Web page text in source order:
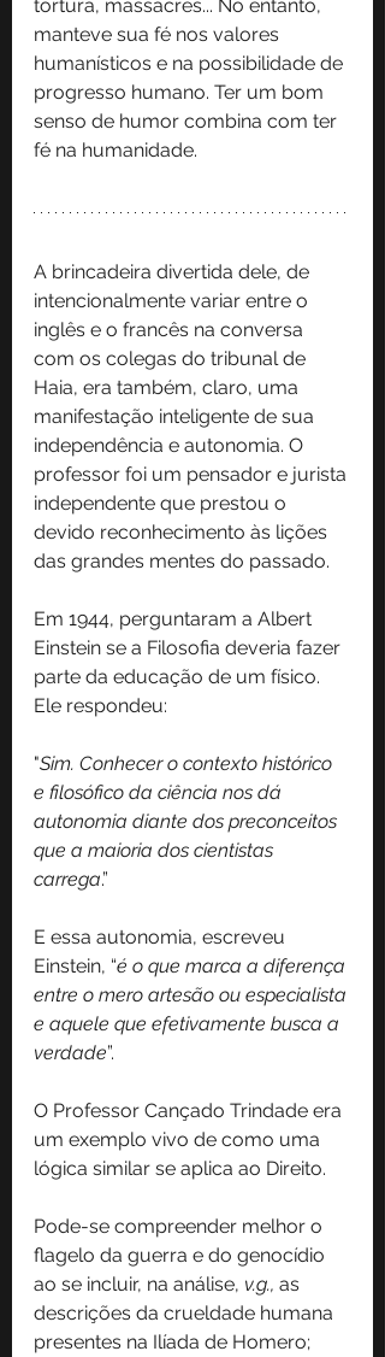
tortura, massacres... No entanto,
manteve sua fé nos valores
humanísticos e na possibilidade de
progresso humano. Ter um bom
senso de humor combina com ter
fé na humanidade.
A brincadeira divertida dele, de
intencionalmente variar entre o
inglês e o francês na conversa
com os colegas do tribunal de
Haia, era também, claro, uma
manifestação inteligente de sua
independência e autonomia. O
professor foi um pensador e jurista
independente que prestou o
devido reconhecimento às lições
das grandes mentes do passado.
Em 1944, perguntaram a Albert
Einstein se a Filosofia deveria fazer
parte da educação de um físico.
Ele respondeu:
"Sim. Conhecer o contexto histórico
e filosófico da ciência nos dá
autonomia diante dos preconceitos
que a maioria dos cientistas
carrega.”
E essa autonomia, escreveu
Einstein, “é o que marca a diferença
entre o mero artesão ou especialista
e aquele que efetivamente busca a
verdade”.
O Professor Cançado Trindade era
um exemplo vivo de como uma
lógica similar se aplica ao Direito.
Pode-se compreender melhor o
flagelo da guerra e do genocídio
ao se incluir, na análise, v.g., as
descrições da crueldade humana
presentes na Ilíada de Homero;